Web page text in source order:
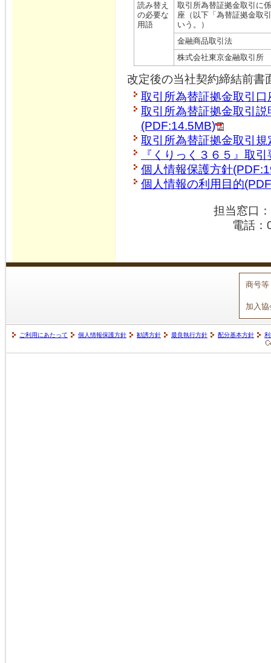
読み替え
の必要な
用語
取引所為替証拠金取引に
座（以下「為替証拠金取
いう。）
金融商品取引法
株式会社東京金融取引所
改定後の当社契約締結前書
取引所為替証拠金取引
取引所為替証拠金取引
(PDF:14.5MB)
取引所為替証拠金取引
『くりっく３６５』取
個人情報保護方針
個人情報の利用目的
担当窓口
電話
商号等
加入協
ご利用にあたって 個人情報保護方針 勧誘方針 最良執行方針 配分基本方針